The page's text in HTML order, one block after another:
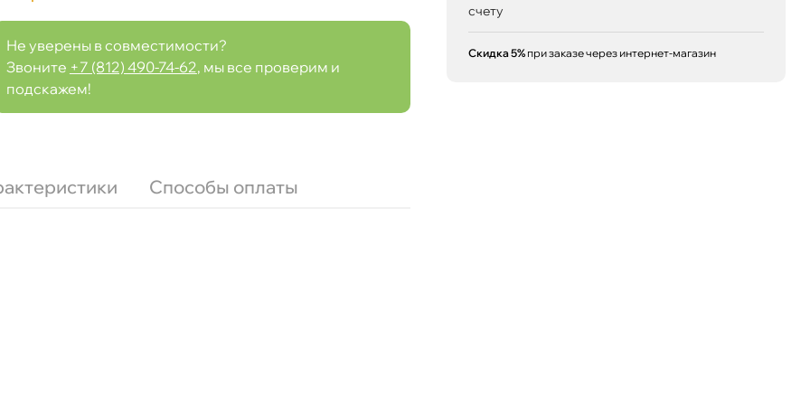
Не уверены в совместимости?
Звоните +7 (812) 490-74-62, мы все проверим и
подскажем!
Способы оплаты
счету
Скидка 5% при заказе через интернет-магазин